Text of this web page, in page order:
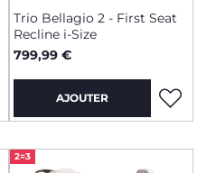
Trio Bellagio 2 - First Seat
Recline i-Size
799,99 €
AJOUTER
2=3